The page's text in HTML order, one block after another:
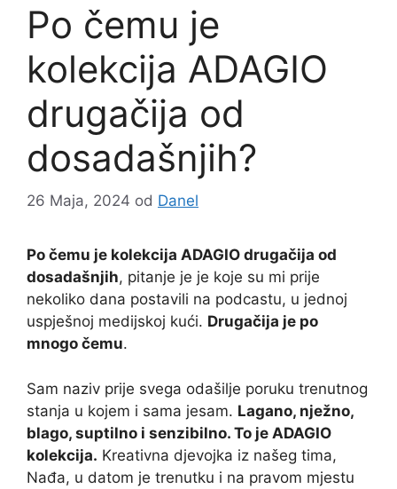
Po čemu je
kolekcija ADAGIO
drugačija od
dosadašnjih?
26 Maja, 2024 od Danel
Po čemu je kolekcija ADAGIO drugačija od
dosadašnjih, pitanje je je koje su mi prije
nekoliko dana postavili na podcastu, u jednoj
uspješnoj medijskoj kući. Drugačija je po
mnogo čemu.
Sam naziv prije svega odašilje poruku trenutnog
stanja u kojem i sama jesam. Lagano, nježno,
blago, suptilno i senzibilno. To je ADAGIO
kolekcija. Kreativna djevojka iz našeg tima,
Nađa, u datom je trenutku i na pravom mjestu